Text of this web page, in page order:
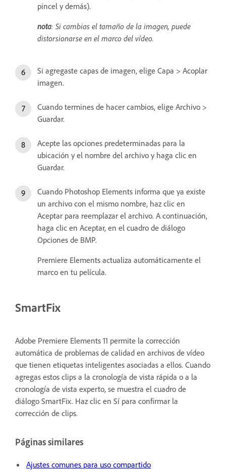
pincel y demás).
nota: Si cambias el tamaño de la imagen, puede
distorsionarse en el marco del vídeo.
Si agregaste capas de imagen, elige Capa > Acoplar
imagen.
Cuando termines de hacer cambios, elige Archivo >
Guardar.
Acepte las opciones predeterminadas para la
ubicación y el nombre del archivo y haga clic en
Guardar.
Cuando Photoshop Elements informa que ya existe
un archivo con el mismo nombre, haz clic en
Aceptar para reemplazar el archivo. A continuación,
haga clic en Aceptar, en el cuadro de diálogo
Opciones de BMP.
Premiere Elements actualiza automáticamente el
marco en tu película.
SmartFix
Adobe Premiere Elements 11 permite la corrección
automática de problemas de calidad en archivos de vídeo
que tienen etiquetas inteligentes asociadas a ellos. Cuando
agregas estos clips a la cronología de vista rápida o a la
cronología de vista experto, se muestra el cuadro de
diálogo SmartFix. Haz clic en Sí para confirmar la
corrección de clips.
Páginas similares
Ajustes comunes para uso compartido